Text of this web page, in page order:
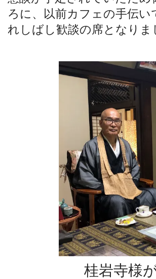
ろに、以前カフェの手伝
れしばし歓談の席となりま
桂岩寺様